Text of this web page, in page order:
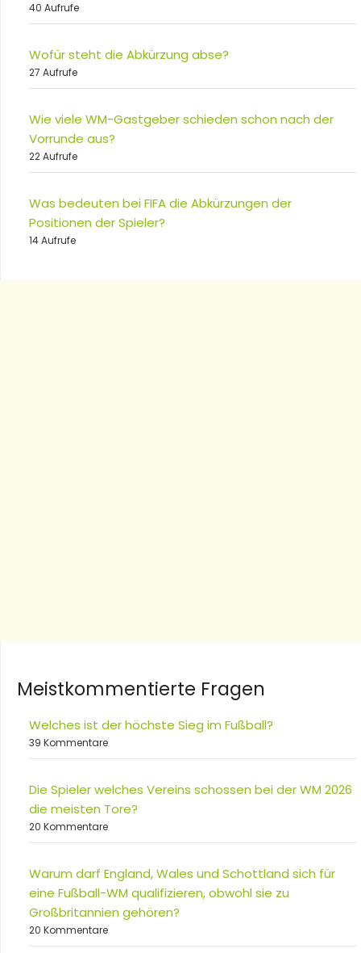
40 Aufrufe
Wofür steht die Abkürzung abse?
27 Aufrufe
Wie viele WM-Gastgeber schieden schon nach der
Vorrunde aus?
22 Aufrufe
Was bedeuten bei FIFA die Abkürzungen der
Positionen der Spieler?
14 Aufrufe
Meistkommentierte Fragen
Welches ist der höchste Sieg im Fußball?
39 Kommentare
Die Spieler welches Vereins schossen bei der WM 2026
die meisten Tore?
20 Kommentare
Warum darf England, Wales und Schottland sich für
eine Fußball-WM qualifizieren, obwohl sie zu
Großbritannien gehören?
20 Kommentare